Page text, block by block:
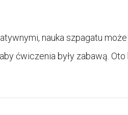
nauka szpagatu
ćwiczenia były zabawą. Oto